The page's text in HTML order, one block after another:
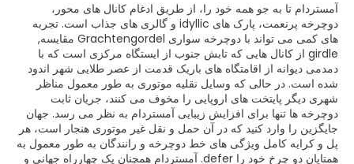
آمستردام تا به جو همه خود را، از طریق ادغام کانال های محور،
دوچرخه پرنعمت، پارک های idyllic و گالری های جذاب است. تجربه
های کمی می تواند با دوچرخه سواری Grachtengordel مقایسه,
girdle از کانال هایی که تابش جنوب از ایستگاه مرکزی است که با
دمدمی دیوانه از اقامتگاه های باریک قدمت از عصر طلایی شهر اندود
شده است. در حالی که وسایل نقلیه موتوری به طور معمول مناظر
شهری دیگر پایتخت های اروپایی را مخوف می کنند، جریان ثابت
دوچرخه ها تنها برای افزایش زیبایی آمستردام به نظر می رسد. جهان
جایگزین را وارد کنید که در آن حمل و نقل غیر موتوری هنجار است، هر
پل و کرایه کامل ویژگی های خط دوچرخه و رانندگان به طور معمول به
همتایان دو چرخ خود را defer. آمستردام همچنان یک چهارراه جهانی و